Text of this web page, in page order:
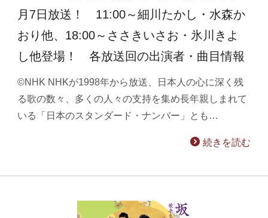
月7日放送！ 11:00～細川たかし・水森か
おり他、18:00～ささきいさお・氷川きよ
し他登場！ 各放送回の出演者・曲目情報
©NHK NHKが1998年から放送、日本人の心に深く残
る歌の数々、多くの人々の支持を集め長年親しまれて
いる「日本のスタンダード・ナンバー」とも…
続きを読む